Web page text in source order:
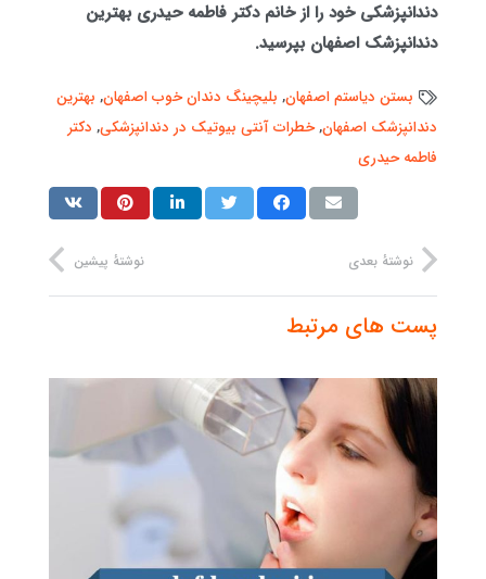
دندانپزشکی خود را از خانم دکتر فاطمه حیدری بهترین
دندانپزشک اصفهان بپرسید.
بستن دیاستم اصفهان, بلیچینگ دندان خوب اصفهان, بهترین
دندانپزشک اصفهان,خطرات آنتی بیوتیک در دندانپزشکی, دکتر
فاطمه حیدری
نوشتهٔ پیشین نوشتهٔ بعدی
پست های مرتبط